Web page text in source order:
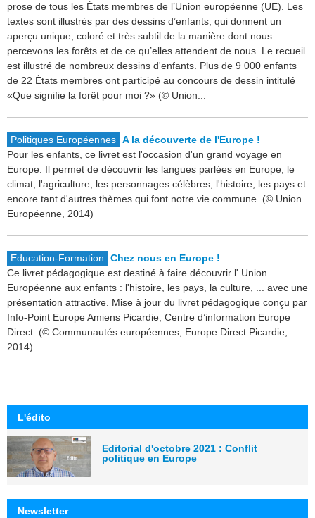
prose de tous les États membres de l’Union européenne (UE). Les
textes sont illustrés par des dessins d’enfants, qui donnent un
aperçu unique, coloré et très subtil de la manière dont nous
percevons les forêts et de ce qu’elles attendent de nous. Le recueil
est illustré de nombreux dessins d'enfants. Plus de 9 000 enfants
de 22 États membres ont participé au concours de dessin intitulé
«Que signifie la forêt pour moi ?» (© Union...
Politiques Européennes A la découverte de l'Europe !
Pour les enfants, ce livret est l'occasion d'un grand voyage en
Europe. Il permet de découvrir les langues parlées en Europe, le
climat, l'agriculture, les personnages célèbres, l'histoire, les pays et
encore tant d'autres thèmes qui font notre vie commune. (© Union
Européenne, 2014)
Education-Formation
Chez nous en Europe !
Ce livret pédagogique est destiné à faire découvrir l' Union
Européenne aux enfants : l'histoire, les pays, la culture, ... avec une
présentation attractive. Mise à jour du livret pédagogique conçu par
Info-Point Europe Amiens Picardie, Centre d’information Europe
Direct. (© Communautés européennes, Europe Direct Picardie,
2014)
L'édito
Editorial d'octobre 2021 : Conflit
politique en Europe
Newsletter